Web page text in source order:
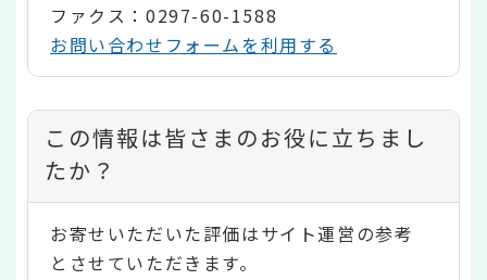
ファクス：0297-60-1588
お問い合わせフォームを利用する
コ
ン
テ
ン
この情報は皆さまのお役に立ちまし
たか？
お寄せいただいた評価はサイト運営の参考
とさせていただきます。